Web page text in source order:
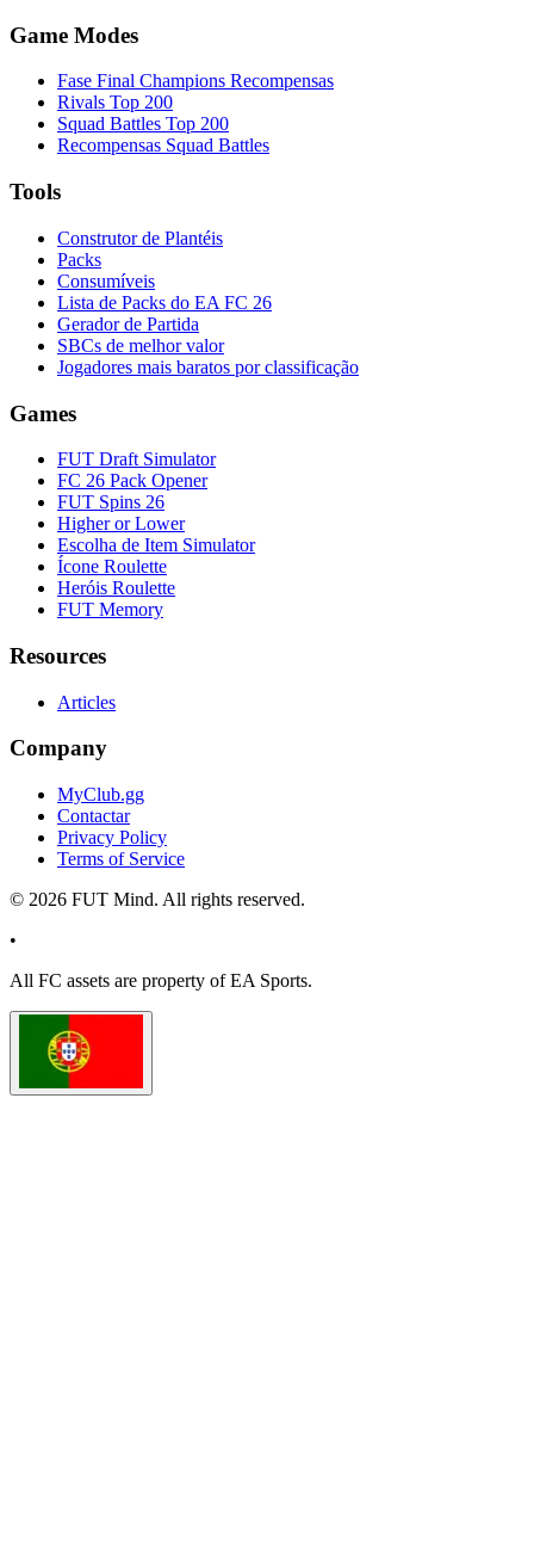
Game Modes
Fase Final Champions Recompensas
Rivals Top 200
Squad Battles Top 200
Recompensas Squad Battles
Tools
Construtor de Plantéis
Packs
Consumíveis
Lista de Packs do EA FC 26
Gerador de Partida
SBCs de melhor valor
Jogadores mais baratos por classificação
Games
FUT Draft Simulator
FC 26 Pack Opener
FUT Spins 26
Higher or Lower
Escolha de Item Simulator
Ícone Roulette
Heróis Roulette
FUT Memory
Resources
Articles
Company
MyClub.gg
Contactar
Privacy Policy
Terms of Service
© 2026 FUT Mind. All rights reserved.
•
All FC assets are property of EA Sports.